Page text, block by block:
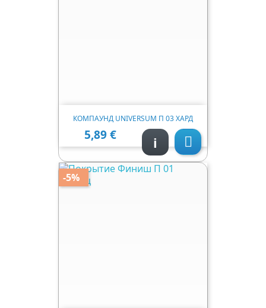
КОМПАУНД UNIVERSUM П 03 ХАРД
Ціна
5,89 € 
i
-5%